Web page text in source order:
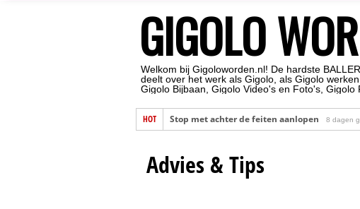
GIGOLO
Welkom bij Gigoloworden.nl! De hardste
deelt over het werk als Gigolo, als Gigolo
Gigolo Bijbaan, Gigolo Video's en Foto's,
HOT Stop met achter de feiten aanlopen 8 dagen
Gigolo Worden klant van de week
Advies & Tips